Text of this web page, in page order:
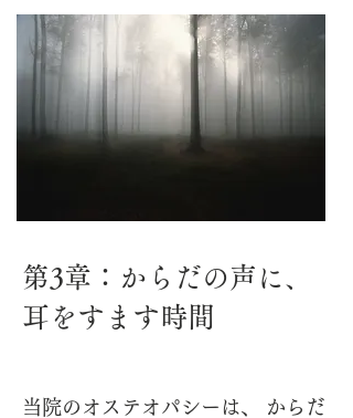
第3章：からだの声に、
耳をすます時間
当院のオステオパシーは、 からだ